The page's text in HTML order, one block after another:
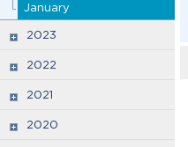
January
2023
2022
2021
2020